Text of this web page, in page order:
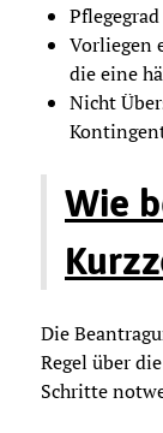
Vorliegen
die eine
Nicht
Wie
Die
Regel über
Schritte